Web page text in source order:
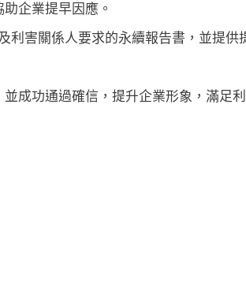
企業提早因應。
利害關係人要求的永續報告書，並提供
成功通過確信，提升企業形象，滿足